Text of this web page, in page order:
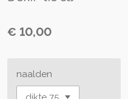
€ 10,00
naalden